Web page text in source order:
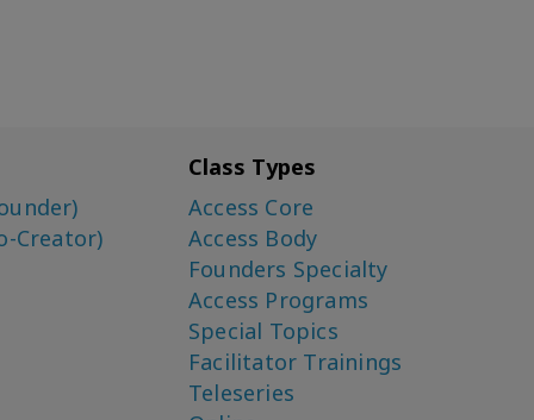
Creator)
Class Types
Access Core
Access Body
Founders Specialty
Access Programs
Special Topics
Facilitator Trainings
Teleseries